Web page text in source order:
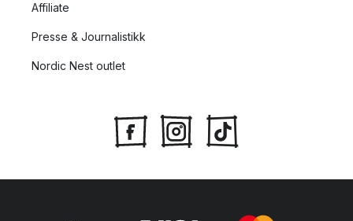
Affiliate
Presse & Journalistikk
Nordic Nest outlet